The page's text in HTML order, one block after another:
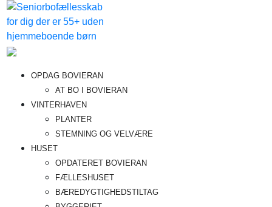
Videre
indhold
Bovieran
Fremtidens
seniorboligfællesskab
OPDAG BOVIERAN
AT BO I BOVIERAN
VINTERHAVEN
PLANTER
STEMNING OG VELVÆRE
HUSET
OPDATERET BOVIERAN
FÆLLESHUSET
BÆREDYGTIGHEDSTILTAG